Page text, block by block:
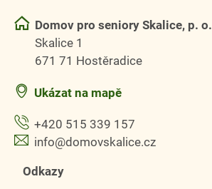
Domov pro seniory Skalice, p. o.
Skalice 1
671 71 Hostěradice
Ukázat na mapě
+420 515 339 157
info@domovskalice.cz
Odkazy